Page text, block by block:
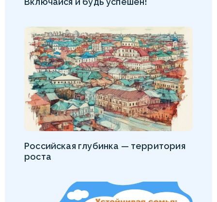
Российская глубинка — территория
роста